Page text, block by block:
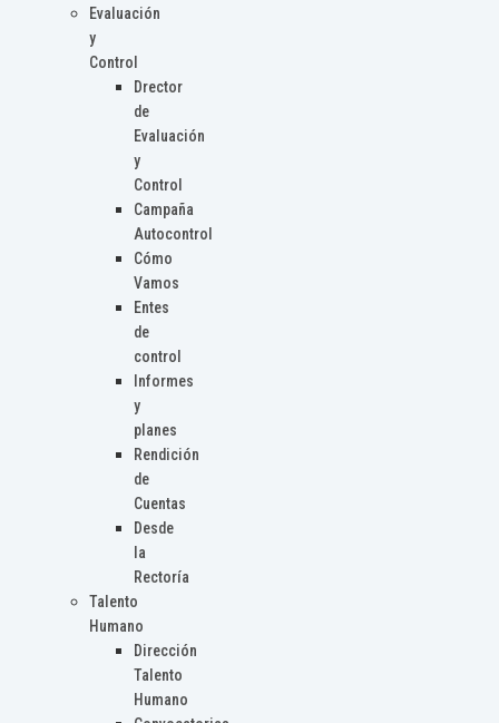
Evaluación
y
Control
Drector
de
Evaluación
y
Control
Campaña
Autocontrol
Cómo
Vamos
Entes
de
control
Informes
y
planes
Rendición
de
Cuentas
Desde
la
Rectoría
Talento
Humano
Dirección
Talento
Humano